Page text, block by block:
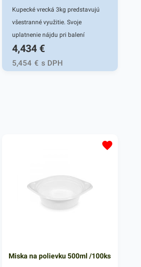
Kupecké vrecká 3kg predstavujú
všestranné využitie. Svoje
uplatnenie nájdu pri balení
rôznych darčekových predmetov a
iného tovaru, ktorý je potrebný
rýchlo a efektívne zabaliť. Tieto
ktorý je pevný a odolný. V našej
širokej ponuke nájdete ďalšie
podobné produkty, ktoré vás
4,434 €
5,454 € s DPH
Miska na polievku 500ml /100ks